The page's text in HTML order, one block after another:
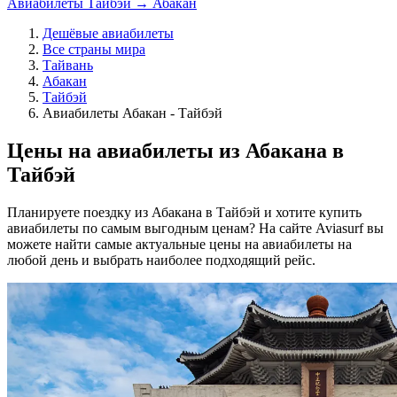
Дешёвые авиабилеты
Все страны мира
Тайвань
Абакан
Тайбэй
Авиабилеты Абакан - Тайбэй
Цены на авиабилеты из Абакана в
Тайбэй
Планируете поездку из Абакана в Тайбэй и хотите купить
авиабилеты по самым выгодным ценам? На сайте Aviasurf вы
можете найти самые актуальные цены на авиабилеты на
любой день и выбрать наиболее подходящий рейс.